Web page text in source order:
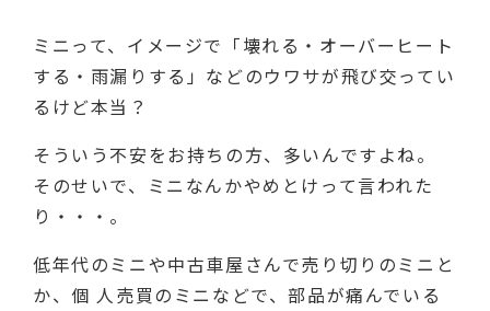
ミニって、イメージで「壊れる・オーバーヒート
する・雨漏りする」などのウワサが飛び交ってい
るけど本当？
そういう不安をお持ちの方、多いんですよね。
そのせいで、ミニなんかやめとけって言われた
り・・・。
低年代のミニや中古車屋さんで売り切りのミニと
か、個 人売買のミニなどで、部品が痛んでいる